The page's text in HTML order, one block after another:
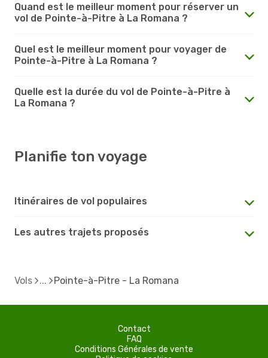
Quand est le meilleur moment pour réserver un
vol de Pointe-à-Pitre à La Romana ?
Quel est le meilleur moment pour voyager de
Pointe-à-Pitre à La Romana ?
Quelle est la durée du vol de Pointe-à-Pitre à
La Romana ?
Planifie ton voyage
Itinéraires de vol populaires
Les autres trajets proposés
Vols Pointe-à-Pitre - La Romana
Contact
FAQ
Conditions Générales de vente